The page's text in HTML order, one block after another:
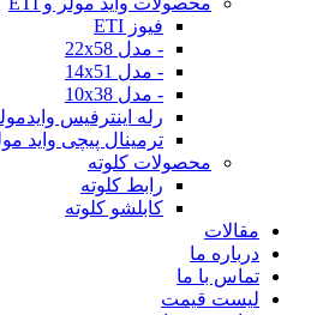
فیوز ETI
- مدل 22x58
- مدل 14x51
- مدل 10x38
رله اینترفیس
ترمینال پیچی واید
محصولات کلوته
رابط کلوته
کابلشو کلوته
مقالات
درباره ما
تماس با ما
لیست قیمت